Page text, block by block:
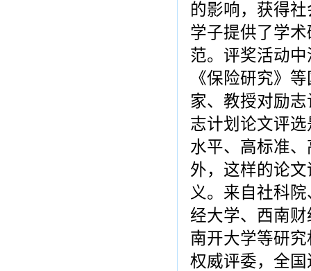
的影响，获得
学子提供了学
范。评奖活动
《保险研究》
家、教授对励
志计划论文评
水平、高标准
外，这样的论
义。来自社科
经大学、西南
南开大学等研
权威评委，全